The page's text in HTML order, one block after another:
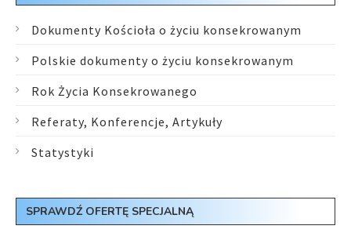
Dokumenty Kościoła o życiu konsekrowanym
Polskie dokumenty o życiu konsekrowanym
Rok Życia Konsekrowanego
Referaty, Konferencje, Artykuły
Statystyki
SPRAWDŹ OFERTĘ SPECJALNĄ